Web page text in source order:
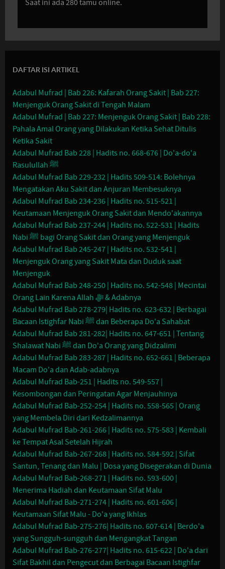
Saat ini ada 280 tamu online.
DAFTAR ISI ARTIKEL
Adabul Mufrad | Bab 226: Kafarah Orang Sakit | Bab 227:
Menjenguk Orang Sakit di Tengah Malam
Adabul Mufrad | Bab 227: Menjenguk Orang Sakit | Bab 228:
Pahala Amal Orang yang Dilakukan Ketika Sehat Ditulis
Ketika Sakit
Adabul Mufrad Bab 228 | Hadits no. 668-676 | Do'a-do'a
Rasulullah ﷺ
Adabul Mufrad Bab 229-232 | Hadits 509-514: Bolehnya
Mengatakan Aku Sakit dan Anjuran Membesuknya
Adabul Mufrad Bab 234-236 | Hadits no. 515-521 |
Keutamaan Menjenguk Orang Sakit dan Mendo'akannya
Adabul Mufrad Bab 237-244 | Hadits no. 522-531 | Hadits
Nabi ﷺ bagi Orang Sakit dan Orang yang Menjenguk
Adabul Mufrad Bab 245-247 | Hadits no. 532-541 |
Menjenguk Orang yang Sakit Mata dan Duduk saat
Menjenguk
Adabul Mufrad Bab 248-250 | Hadits no. 542-548 | Mecintai
Orang Lain Karena Allah ﷻ & Adabnya
Adabul Mufrad Bab 278-279| Hadits no. 623-632 | Berbagai
Bacaan Istighfar Nabi ﷺ dan Beberapa Do'a Sahabat
Adabul Mufrad Bab 281-282| Hadits no. 647-651 | Tentang
Shalawat Nabi ﷺ dan Do'a Orang yang Didzalimi
Adabul Mufrad Bab 283-287 | Hadits no. 652-661 | Beberapa
Macam Do'a dan Adab-adabnya
Adabul Mufrad Bab-251 | Hadits no. 549-557 |
Kesombongan dan Peringatan Agar Menjauhinya
Adabul Mufrad Bab-252-254 | Hadits no. 558-565 | Orang
yang Membela Diri dari Kedzalimannya
Adabul Mufrad Bab-261-266 | Hadits no. 575-583 | Kembali
ke Tempat Asal Setelah Hijrah
Adabul Mufrad Bab-267-268 | Hadits no. 584-592 | Sifat
Santun, Tenang dan Malu | Dosa yang Disegerakan di Dunia
Adabul Mufrad Bab-268-271 | Hadits no. 593-600 |
Menerima Hadiah dan Keutamaan Sifat Malu
Adabul Mufrad Bab-271-274 | Hadits no. 601-606 |
Keutamaan Sifat Malu - Do'a yang Ikhlas
Adabul Mufrad Bab-275-276| Hadits no. 607-614 | Berdo'a
yang Sungguh-sungguh dan Mengangkat Tangan
Adabul Mufrad Bab-276-277| Hadits no. 615-622 | Do'a dari
Sifat Bakhil dan Pengecut dan Berbagai Bacaan Istighfar